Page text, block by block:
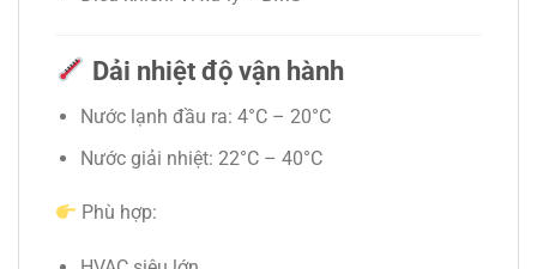
Dải nhiệt độ vận hành
Nước lạnh đầu ra: 4°C – 20°C
Nước giải nhiệt: 22°C – 40°C
Phù hợp: